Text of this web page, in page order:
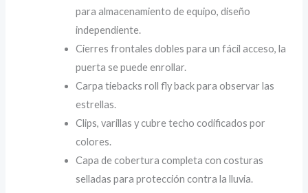
para almacenamiento de equipo, diseño
independiente.
Cierres frontales dobles para un fácil acceso, la
puerta se puede enrollar.
Carpa tiebacks roll fly back para observar las
estrellas.
Clips, varillas y cubre techo codificados por
colores.
Capa de cobertura completa con costuras
selladas para protección contra la lluvia.